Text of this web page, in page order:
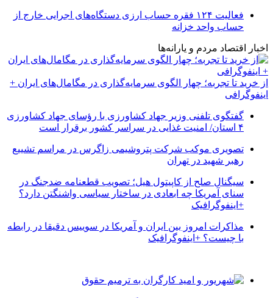
فعالیت ۱۲۴ فقره حساب ارزی دستگاه‌های اجرایی خارج از
حساب واحد خزانه
اخبار اقتصاد مردم و یارانه‌ها
از خرید تا تجربه؛ چهار الگوی سرمایه‌گذاری در مگامال‌های ایران +
اینفوگرافی
گفتگوی تلفنی وزیر جهاد کشاورزی با رؤسای جهاد کشاورزی
۴ استان/ امنیت غذایی در سراسر کشور برقرار است
تصویری موکب شرکت پتروشیمی زاگرس در مراسم تشییع
رهبر شهید در تهران
سیگنال صلح از کاپیتول هیل؛ تصویب قطعنامه ضدجنگ در
سنای آمریکا چه ابعادی در ساختار سیاسی واشنگتن دارد؟
+اینفوگرافیک
مذاکرات امروز بین ایران و آمریکا در سوییس دقیقا در رابطه
با چیست؟ +اینفوگرافیک